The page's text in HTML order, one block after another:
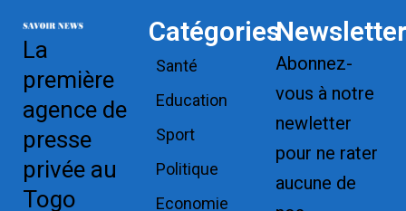
La
première
agence de
presse
privée au
Togo
Catégories
Santé
Education
Sport
Politique
Economie
Newsletter
Abonnez-
vous à notre
newletter
pour ne rater
aucune de